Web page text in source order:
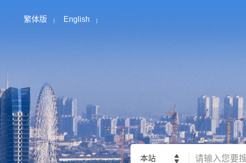
繁体版 English
本站